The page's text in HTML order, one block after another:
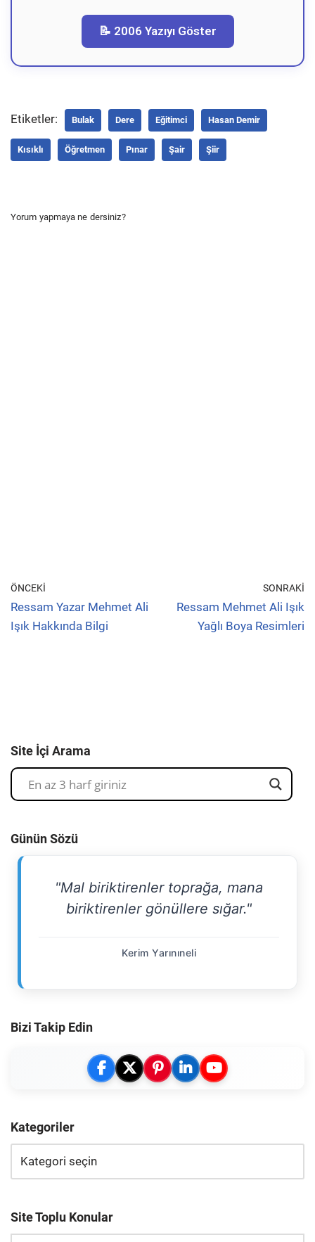
📝 2006 Yazıyı Göster
Etiketler: Bulak Dere Eğitimci Hasan Demir
Kısıklı Öğretmen Pınar Şair Şiir
Yorum yapmaya ne dersiniz?
ÖNCEKI
Ressam Yazar Mehmet Ali
Işık Hakkında Bilgi
SONRAKI
Ressam Mehmet Ali Işık
Yağlı Boya Resimleri
Site İçi Arama
Günün Sözü
"Mal biriktirenler toprağa, mana
biriktirenler gönüllere sığar."
Kerim Yarınıneli
Bizi Takip Edin
Kategoriler
Site Toplu Konular